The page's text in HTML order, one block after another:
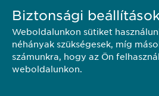
KAPCSOLAT
Ewopharma Hungary Kft.
1122 Budapest
Városmajor u. 13.
Biztonsági
Weboldalunkon sütiket
néhányak szükségesek, míg
számunkra, hogy az Ön
weboldalunkon.